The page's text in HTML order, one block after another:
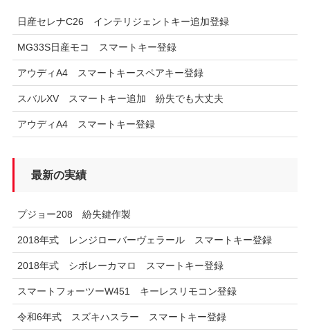
日産セレナC26 インテリジェントキー追加登録
MG33S日産モコ スマートキー登録
アウディA4 スマートキースペアキー登録
スバルXV スマートキー追加 紛失でも大丈夫
アウディA4 スマートキー登録
最新の実績
プジョー208 紛失鍵作製
2018年式 レンジローバーヴェラール スマートキー登録
2018年式 シボレーカマロ スマートキー登録
スマートフォーツーW451 キーレスリモコン登録
令和6年式 スズキハスラー スマートキー登録